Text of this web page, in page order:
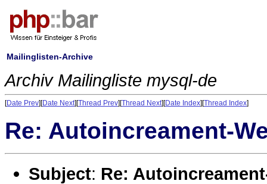
Mailinglisten-Archive
Archiv Mailingliste mysql-de
[Date Prev][Date Next][Thread Prev][Thread Next][Date Index][Thread Index]
Re: Autoincreament-
Subject: Re: